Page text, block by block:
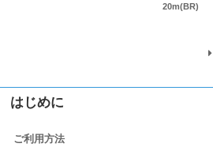
20m(BR)
はじめに
ご利用方法